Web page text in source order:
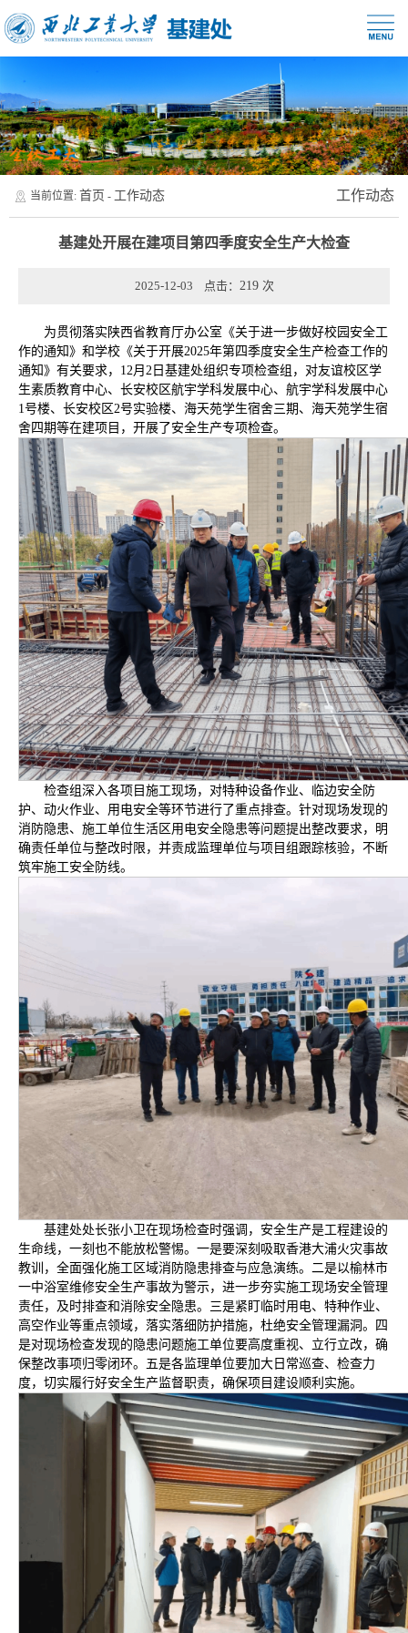
当前位置: 首页 - 工作动态 工作动态
基建处开展在建项目第四季度安全生产大检查
2025-12-03 点击： 219 次
为贯彻落实陕西省教育厅办公室《关于进一步做好校园安全工
作的通知》和学校《关于开展2025年第四季度安全生产检查工作的
通知》有关要求，12月2日基建处组织专项检查组，对友谊校区学
生素质教育中心、长安校区航宇学科发展中心、航宇学科发展中心
1号楼、长安校区2号实验楼、海天苑学生宿舍三期、海天苑学生宿
舍四期等在建项目，开展了安全生产专项检查。
检查组深入各项目施工现场，对特种设备作业、临边安全防
护、动火作业、用电安全等环节进行了重点排查。针对现场发现的
消防隐患、施工单位生活区用电安全隐患等问题提出整改要求，明
确责任单位与整改时限，并责成监理单位与项目组跟踪核验，不断
筑牢施工安全防线。
基建处处长张小卫在现场检查时强调，安全生产是工程建设的
生命线，一刻也不能放松警惕。一是要深刻吸取香港大浦火灾事故
教训，全面强化施工区域消防隐患排查与应急演练。二是以榆林市
一中浴室维修安全生产事故为警示，进一步夯实施工现场安全管理
责任，及时排查和消除安全隐患。三是紧盯临时用电、特种作业、
高空作业等重点领域，落实落细防护措施，杜绝安全管理漏洞。四
是对现场检查发现的隐患问题施工单位要高度重视、立行立改，确
保整改事项归零闭环。五是各监理单位要加大日常巡查、检查力
度，切实履行好安全生产监督职责，确保项目建设顺利实施。